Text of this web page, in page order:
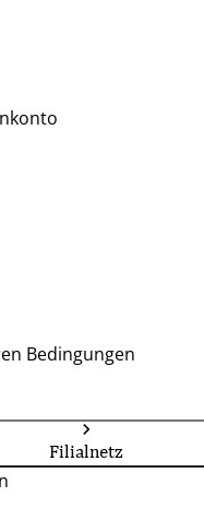
Bedingungen
Filialnetz